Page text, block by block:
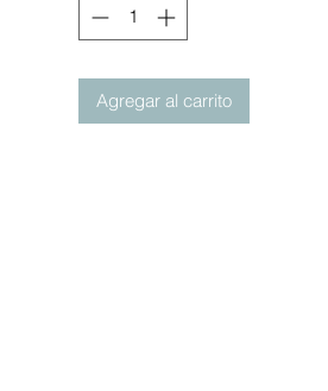
Agregar al carrito